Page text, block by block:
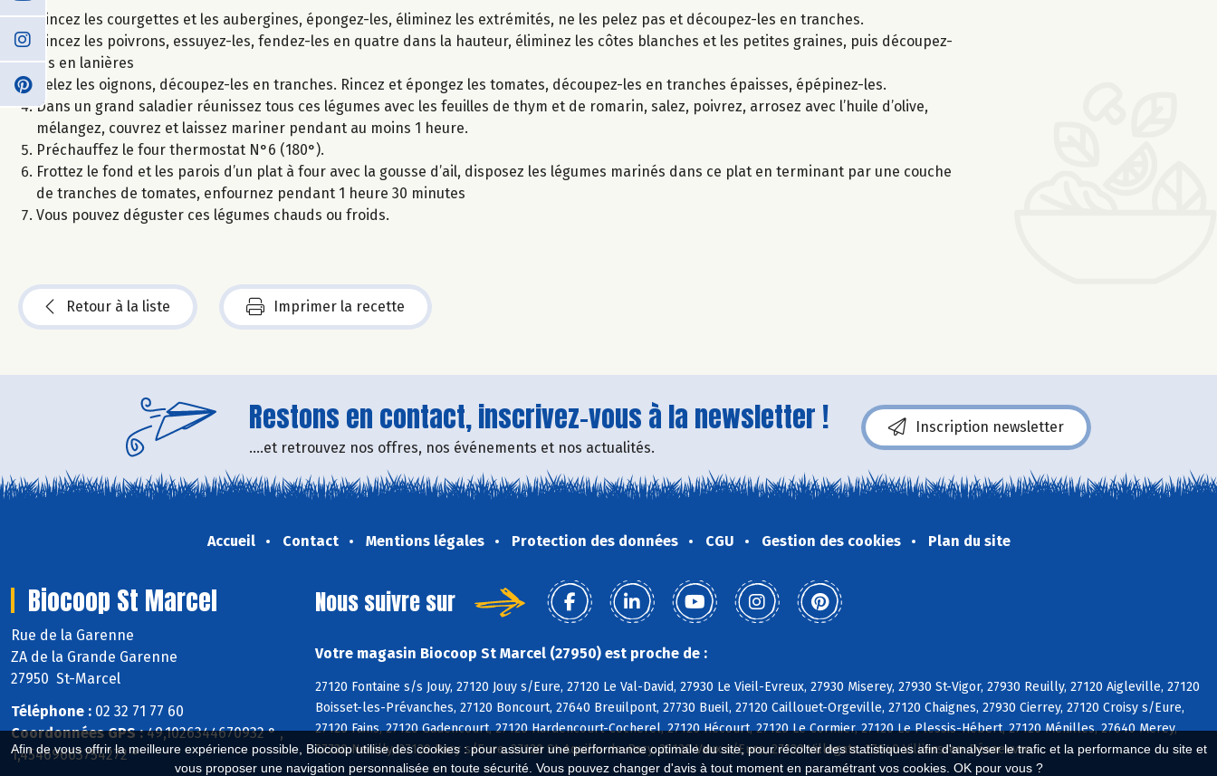
Afin de vous offrir la meilleure expérience possible, Biocoop utilise des cookies : pour assurer une performance optimale du site, pour récolter des statistiques afin d'analyser le trafic et la performance du site et
vous proposer une navigation personnalisée en toute sécurité. Vous pouvez changer d'avis à tout moment en paramétrant vos cookies. OK pour vous ?
Rincez les courgettes et les aubergines, épongez-les, éliminez les extrémités, ne les pelez pas et découpez-les en tranches.
Rincez les poivrons, essuyez-les, fendez-les en quatre dans la hauteur, éliminez les côtes blanches et les petites graines, puis découpez-
les en lanières
Pelez les oignons, découpez-les en tranches. Rincez et épongez les tomates, découpez-les en tranches épaisses, épépinez-les.
Dans un grand saladier réunissez tous ces légumes avec les feuilles de thym et de romarin, salez, poivrez, arrosez avec l’huile d’olive,
mélangez, couvrez et laissez mariner pendant au moins 1 heure.
Préchauffez le four thermostat N°6 (180°).
Frottez le fond et les parois d’un plat à four avec la gousse d’ail, disposez les légumes marinés dans ce plat en terminant par une couche
de tranches de tomates, enfournez pendant 1 heure 30 minutes
Vous pouvez déguster ces légumes chauds ou froids.
Retour à la liste Imprimer la recette
Restons en contact, inscrivez-vous à la newsletter !
....et retrouvez nos offres, nos événements et nos actualités.
Inscription newsletter
Accueil Contact Mentions légales Protection des données CGU Gestion des cookies Plan du site
Biocoop St Marcel
Rue de la Garenne
ZA de la Grande Garenne
27950 St-Marcel
Téléphone : 02 32 71 77 60
Coordonnées GPS :49,1026344670932 ° ,
1,45469663754272 °
Nous suivre sur
Votre magasin Biocoop St Marcel (27950) est proche de :
27120 Fontaine s/s Jouy, 27120 Jouy s/Eure, 27120 Le Val-David, 27930 Le Vieil-Evreux, 27930 Miserey, 27930 St-Vigor, 27930 Reuilly, 27120 Aigleville, 27120
Boisset-les-Prévanches, 27120 Boncourt, 27640 Breuilpont, 27730 Bueil, 27120 Caillouet-Orgeville, 27120 Chaignes, 27930 Cierrey, 27120 Croisy s/Eure,
27120 Fains, 27120 Gadencourt, 27120 Hardencourt-Cocherel, 27120 Hécourt, 27120 Le Cormier, 27120 Le Plessis-Hébert, 27120 Ménilles, 27640 Merey,
27730 Neuilly, 27120 Pacy s/Eure, 27120 St-Aquilin-de-Pacy, 27120 Vaux s/Eure, 27120 Villegats, 27640 Villiers-en-Désoeuvre